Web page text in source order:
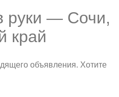
руки — Сочи,
край
объявления. Хотите